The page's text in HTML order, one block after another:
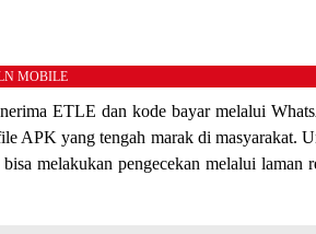
MOBILE
ETLE dan kode bayar melalui
APK yang tengah marak di masyarakat.
melakukan pengecekan melalui laman